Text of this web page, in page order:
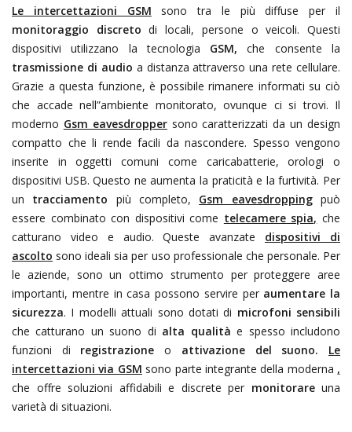
Le intercettazioni GSM sono tra le più diffuse per il
monitoraggio discreto di locali, persone o veicoli. Questi
dispositivi utilizzano la tecnologia GSM, che consente la
trasmissione di audio a distanza attraverso una rete cellulare.
Grazie a questa funzione, è possibile rimanere informati su ciò
che accade nell”ambiente monitorato, ovunque ci si trovi. Il
moderno Gsm eavesdroppersono caratterizzati da un design
compatto che li rende facili da nascondere. Spesso vengono
inserite in oggetti comuni come caricabatterie, orologi o
dispositivi USB. Questo ne aumenta la praticità e la furtività. Per
un tracciamento più completo, Gsm eavesdroppingpuò
essere combinato con dispositivi come telecamere spia, che
catturano video e audio. Queste avanzate dispositivi di
ascolto sono ideali sia per uso professionale che personale. Per
le aziende, sono un ottimo strumento per proteggere aree
importanti, mentre in casa possono servire per aumentare la
sicurezza. I modelli attuali sono dotati di microfoni sensibili
che catturano un suono di alta qualità e spesso includono
funzioni di registrazione o attivazione del suono. Le
intercettazioni via GSM sono parte integrante della moderna ,
che offre soluzioni affidabili e discrete per monitorareuna
varietà di situazioni.